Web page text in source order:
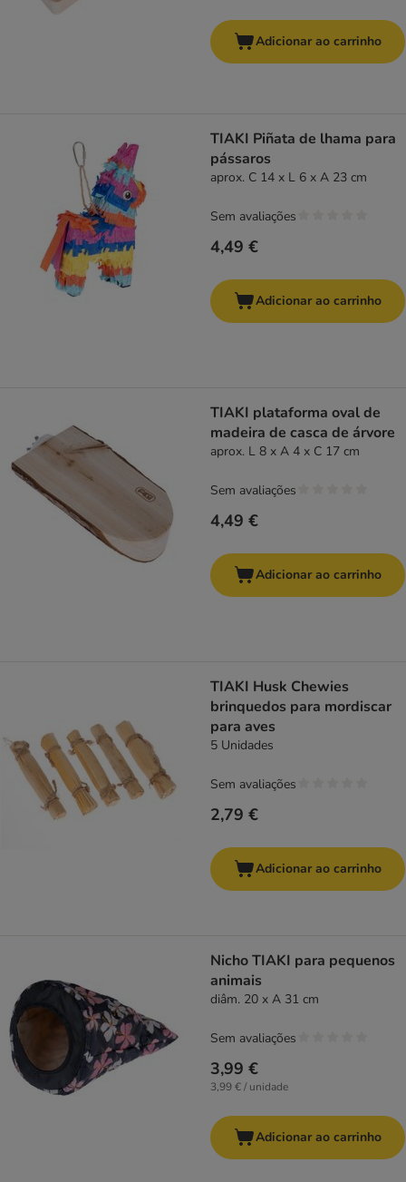
Adicionar ao carrinho
TIAKI Piñata de lhama para
pássaros
aprox. C 14 x L 6 x A 23 cm
4,49 €
Sem avaliações
Adicionar ao carrinho
TIAKI plataforma oval de
madeira de casca de árvore
aprox. L 8 x A 4 x C 17 cm
4,49 €
Sem avaliações
Adicionar ao carrinho
TIAKI Husk Chewies
brinquedos para mordiscar
para aves
5 Unidades
2,79 €
Sem avaliações
Adicionar ao carrinho
Nicho TIAKI para pequenos
animais
diâm. 20 x A 31 cm
3,99 €
3,99 € / unidade
Sem avaliações
Adicionar ao carrinho